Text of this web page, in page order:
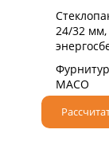
24/32 мм,
MACO